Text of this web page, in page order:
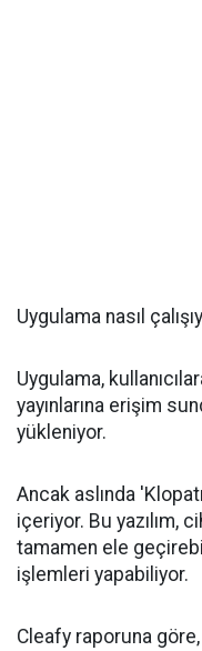
Uygulama nasıl
Uygulama,
yayınlarına erişim
yükleniyor.
Ancak aslında
içeriyor. Bu yazılım,
tamamen ele
işlemleri yapabiliyor.
Cleafy raporuna göre,